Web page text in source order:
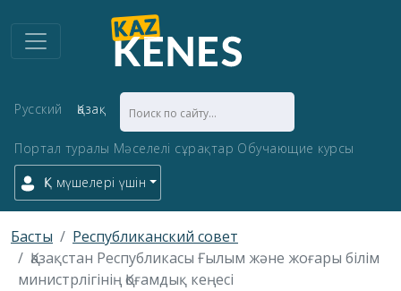
Русский Қазақ
Портал туралы Мәселелі сұрақтар Обучающие курсы
ҚК мүшелері үшін
Басты
Республиканский совет
Қазақстан Республикасы Ғылым және жоғары білім
министрлігінің Қоғамдық кеңесі